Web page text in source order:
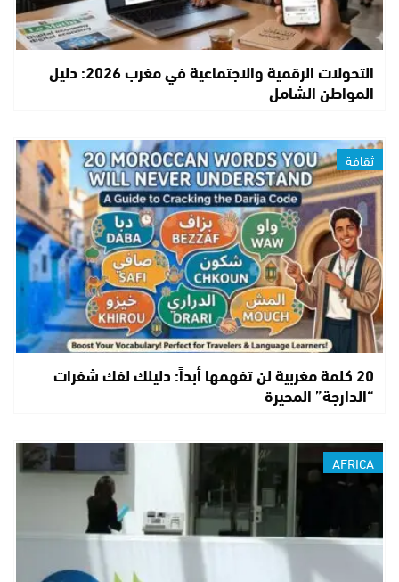
التحولات الرقمية والاجتماعية في مغرب 2026: دليل
المواطن الشامل
ثقافة
20 كلمة مغربية لن تفهمها أبداً: دليلك لفك شفرات
“الدارجة” المحيرة
AFRICA